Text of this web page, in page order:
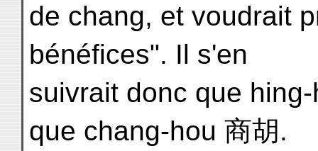
de chang, et voudrait
bénéfices". Il s'en
suivrait donc que
que chang-hou 商胡.